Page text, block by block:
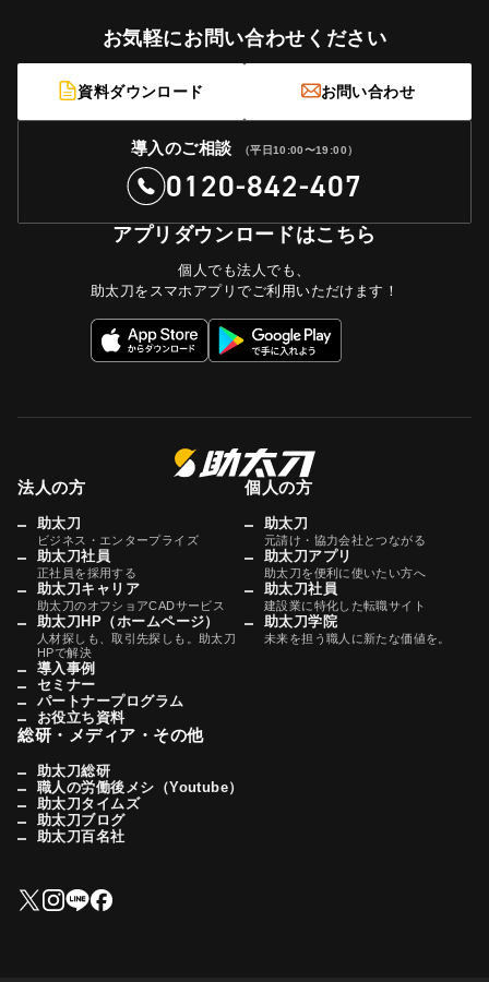
お気軽にお問い合わせください
資料ダウンロード お問い合わせ
導入のご相談 （平日10:00〜19:00）
0120-842-407
アプリダウンロードはこちら
個人でも法人でも、
助太刀をスマホアプリでご利用いただけます！
法人の方
助太刀
ビジネス・エンタープライズ
助太刀社員
正社員を採用する
助太刀キャリア
助太刀のオフショアCADサービス
助太刀HP（ホームページ）
人材探しも、取引先探しも。助太刀
HPで解決
導入事例
セミナー
パートナープログラム
お役立ち資料
個人の方
助太刀
元請け・協力会社とつながる
助太刀アプリ
助太刀を便利に使いたい方へ
助太刀社員
建設業に特化した転職サイト
助太刀学院
未来を担う職人に新たな価値を。
総研・メディア・その他
助太刀総研
職人の労働後メシ（Youtube）
助太刀タイムズ
助太刀ブログ
助太刀百名社